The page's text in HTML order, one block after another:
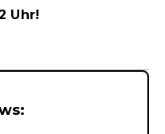
Uhr!
&